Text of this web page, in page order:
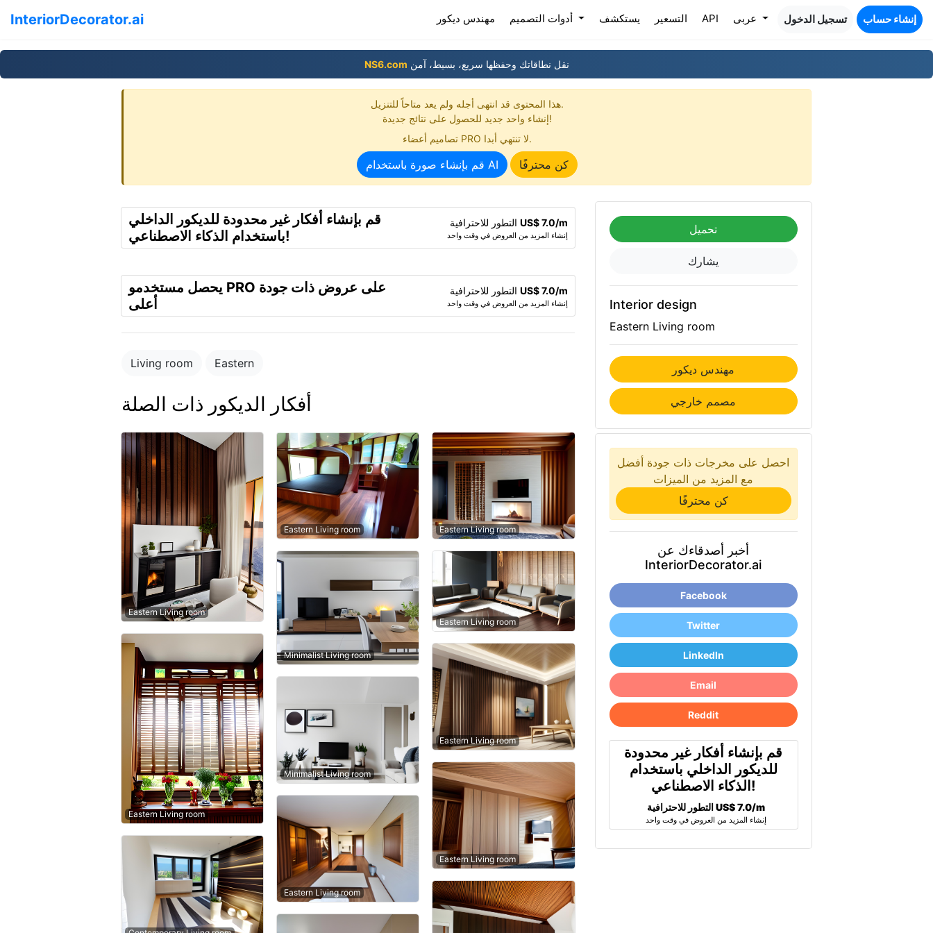
InteriorDecorator.ai مهندس ديكور (current) يستكشف التسعير API تسجيل الدخول إنشاء حساب
NS6.com نقل نطاقاتك وحفظها سريع، بسيط، آمن
هذا المحتوى قد انتهى أجله ولم يعد متاحاً للتنزيل.
إنشاء واحد جديد للحصول على نتائج جديدة!
تصاميم أعضاء PRO لا تنتهي أبدا.
قم بإنشاء صورة باستخدام AI كن محترفًا
قم بإنشاء أفكار غير محدودة للديكور الداخلي
باستخدام الذكاء الاصطناعي!
US$ 7.0/m
إنشاء المزيد من العروض في وقت واحد
يحصل مستخدمو PRO على عروض ذات جودة
أعلى
US$ 7.0/m
إنشاء المزيد من العروض في وقت واحد
Living room Eastern
أفكار الديكور ذات الصلة
Eastern Living room
Eastern Living room
Eastern Living room
Minimalist Living room
Minimalist Living room
Eastern Living room
Eastern Living room
Eastern Living room
Eastern Living room
Eastern Living room
تحميل
يشارك
Interior design
Eastern Living room
مهندس ديكور
مصمم خارجي
احصل على مخرجات ذات جودة أفضل
مع المزيد من الميزات
كن محترفًا
أخبر أصدقاءك عن
InteriorDecorator.ai
Facebook
Twitter
LinkedIn
Email
Reddit
قم بإنشاء أفكار غير محدودة
للديكور الداخلي باستخدام
الذكاء الاصطناعي!
التطور للاحترافيةUS$ 7.0/m
إنشاء المزيد من العروض في وقت واحد